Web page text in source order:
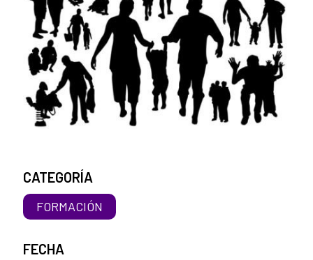
CATEGORÍA
FORMACIÓN
FECHA